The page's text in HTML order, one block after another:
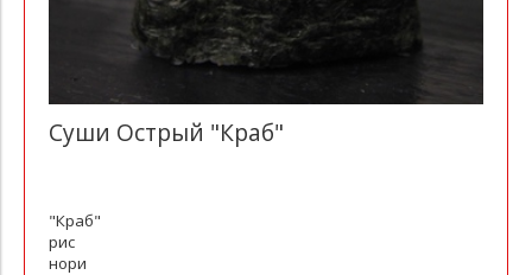
Суши Острый "Краб"
"Краб"
рис
нори